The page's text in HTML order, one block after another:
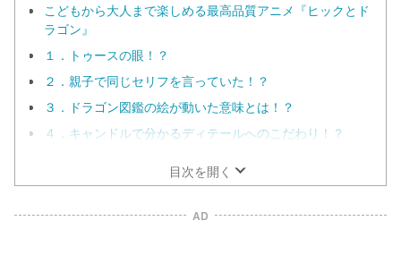
こどもから大人まで楽しめる最高品質アニメ『ヒックとド
ラゴン』
１．トゥースの眼！？
２．親子で同じセリフを言っていた！？
３．ドラゴン図鑑の絵が動いた意味とは！？
４．キャンドルで分かるディテールへのこだわり！？
目次を開く
AD